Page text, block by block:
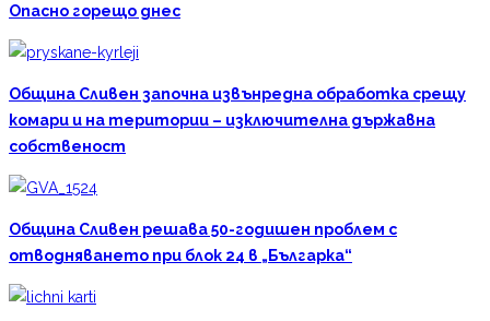
Опасно горещо днес
Община Сливен започна извънредна обработка срещу
комари и на територии – изключителна държавна
собственост
Община Сливен решава 50-годишен проблем с
отводняването при блок 24 в „Българка“